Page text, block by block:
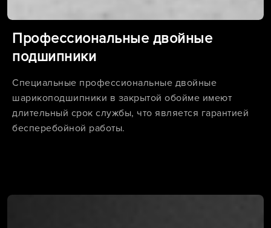
Профессиональные двойные
подшипники
Специальные профессиональные двойные
шарикоподшипники в закрытой обойме имеют
длительный срок службы, что является гарантией
бесперебойной работы.